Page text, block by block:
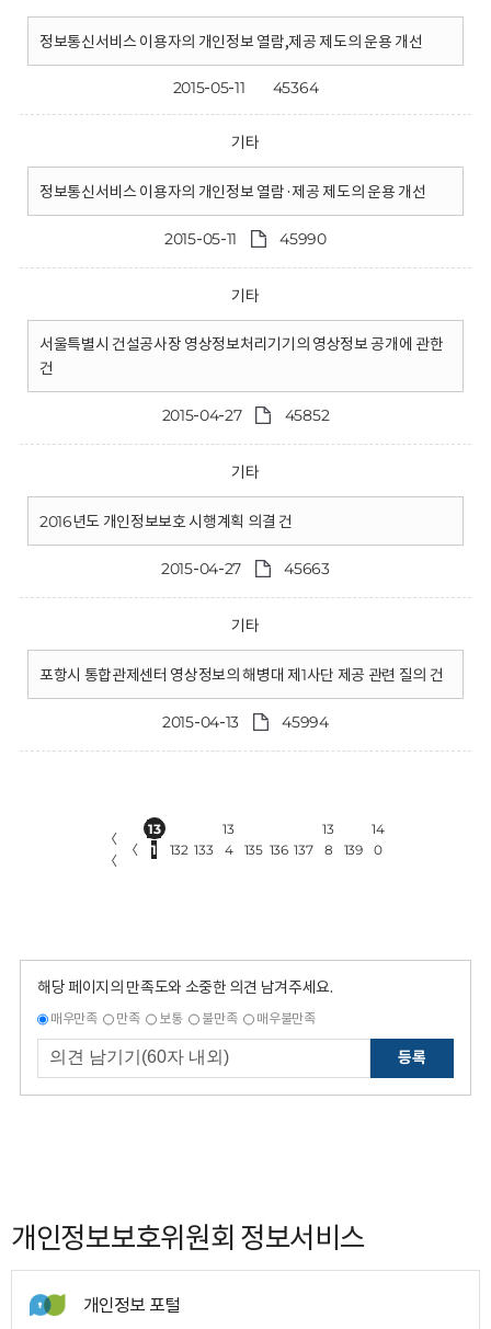
정보통신서비스 이용자의 개인정보 열람,제공 제도의 운용 개선
2015-05-11 45364
기타
정보통신서비스 이용자의 개인정보 열람·제공 제도의 운용 개선
2015-05-11 45990
기타
서울특별시 건설공사장 영상정보처리기기의 영상정보 공개에 관한
건
2015-04-27 45852
기타
2016년도 개인정보보호 시행계획 의결 건
2015-04-27 45663
기타
포항시 통합관제센터 영상정보의 해병대 제1사단 제공 관련 질의 건
2015-04-13 45994
〈
〈
〈
13
1
132 133
13
4
135 136 137
13
8
139
14
0
해당 페이지의 만족도와 소중한 의견 남겨주세요.
매우만족 만족 보통 불만족 매우불만족
등록
개인정보보호위원회 정보서비스
개인정보 포털